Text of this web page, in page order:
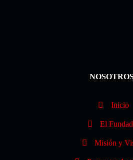
Inicio
El
Misión y